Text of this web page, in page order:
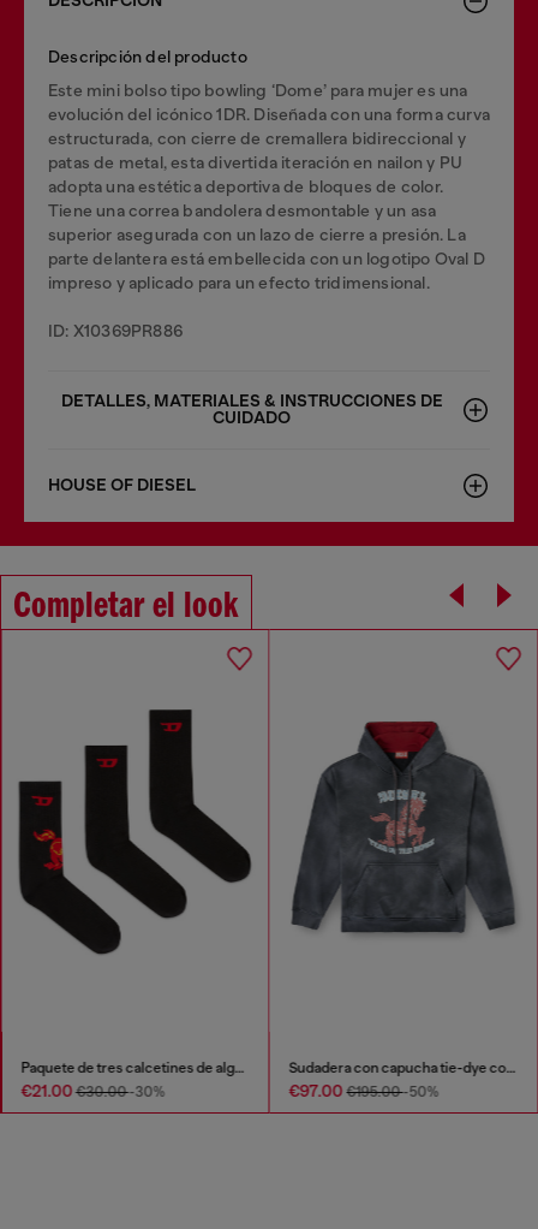
Descripción del producto
Este mini bolso tipo bowling ‘Dome’ para mujer es una
evolución del icónico 1DR. Diseñada con una forma curva
estructurada, con cierre de cremallera bidireccional y
patas de metal, esta divertida iteración en nailon y PU
adopta una estética deportiva de bloques de color.
Tiene una correa bandolera desmontable y un asa
superior asegurada con un lazo de cierre a presión. La
parte delantera está embellecida con un logotipo Oval D
impreso y aplicado para un efecto tridimensional.
ID: X10369PR886
DETALLES, MATERIALES & INSTRUCCIONES DE
CUIDADO
HOUSE OF DIESEL
Completar el look
Paquete de tres calcetines de algodón con caballo y logotipo
€21.00€30.00-30%
Sudadera con capucha tie-dye con estampado gráfico de caballo
€97.00€195.00-50%